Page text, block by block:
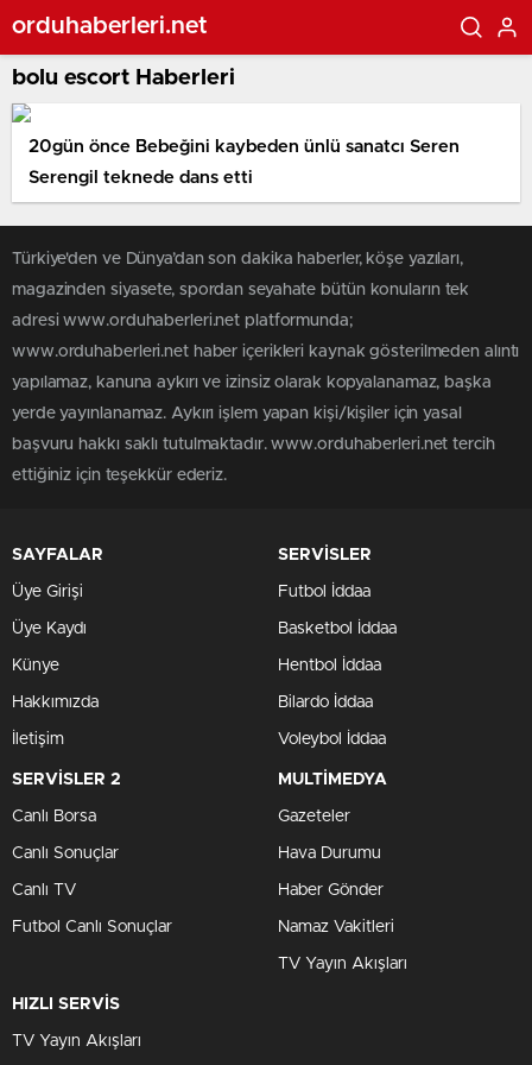
orduhaberleri.net
bolu escort Haberleri
20gün önce Bebeğini kaybeden ünlü sanatcı Seren
Serengil teknede dans etti
Türkiye'den ve Dünya’dan son dakika haberler, köşe yazıları,
magazinden siyasete, spordan seyahate bütün konuların tek
adresi www.orduhaberleri.net platformunda;
www.orduhaberleri.net haber içerikleri kaynak gösterilmeden alıntı
yapılamaz, kanuna aykırı ve izinsiz olarak kopyalanamaz, başka
yerde yayınlanamaz. Aykırı işlem yapan kişi/kişiler için yasal
başvuru hakkı saklı tutulmaktadır. www.orduhaberleri.net tercih
ettiğiniz için teşekkür ederiz.
SAYFALAR
Üye Girişi
Üye Kaydı
Künye
Hakkımızda
İletişim
SERVİSLER
Futbol İddaa
Basketbol İddaa
Hentbol İddaa
Bilardo İddaa
Voleybol İddaa
SERVİSLER 2
Canlı Borsa
Canlı Sonuçlar
Canlı TV
Futbol Canlı Sonuçlar
MULTİMEDYA
Gazeteler
Hava Durumu
Haber Gönder
Namaz Vakitleri
TV Yayın Akışları
HIZLI SERVİS
TV Yayın Akışları